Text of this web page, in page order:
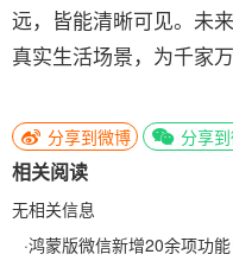
远，皆能清晰可见。未
真实生活场景，为千家
分享到微博 分享
相关阅读
无相关信息
·鸿蒙版微信新增20余项功